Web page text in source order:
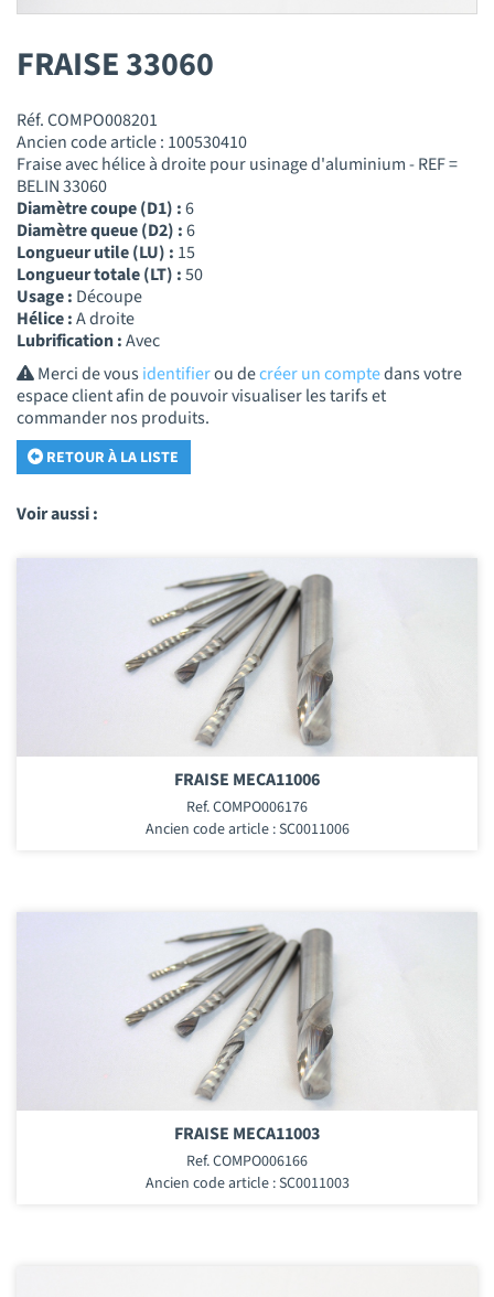
FRAISE 33060
Réf. COMPO008201
Ancien code article : 100530410
Fraise avec hélice à droite pour usinage d'aluminium - REF =
BELIN 33060
Diamètre coupe (D1) :6
Diamètre queue (D2) :6
Longueur utile (LU) : 15
Longueur totale (LT) :50
Usage : Découpe
Hélice :A droite
Lubrification :Avec
Merci de vousidentifierou decréer un comptedans votre
espace client afin de pouvoir visualiser les tarifs et
commander nos produits.
RETOUR À LA LISTE
Voir aussi :
FRAISE MECA11006
Ref. COMPO006176
Ancien code article : SC0011006
FRAISE MECA11003
Ref. COMPO006166
Ancien code article : SC0011003